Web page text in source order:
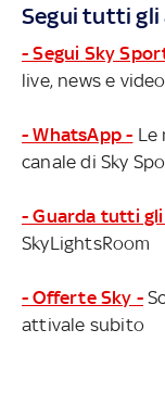
Segui tutti gli
- Segui Sky
live, news e video
- WhatsApp - Le
canale di Sky
- Guarda tutti
SkyLightsRoom
- Offerte Sky -
attivale subito